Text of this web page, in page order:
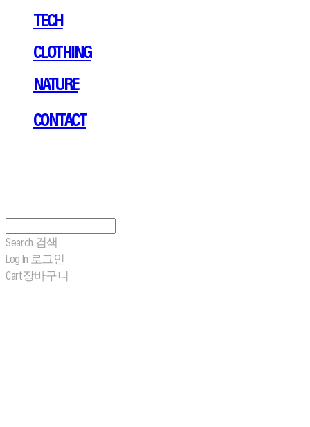
TECH
CLOTHING
NATURE
CONTACT
Search 검색
Log In 로그인
Cart장바구니